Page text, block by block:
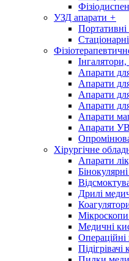
УЗД апарати +
Апарати
Апарати
Апарати
Апарати
Апарати
Апарати
Хірургічне
Апарати
Дрилі
Мікроскопи
Медичні
Операційні
Підігрівачі